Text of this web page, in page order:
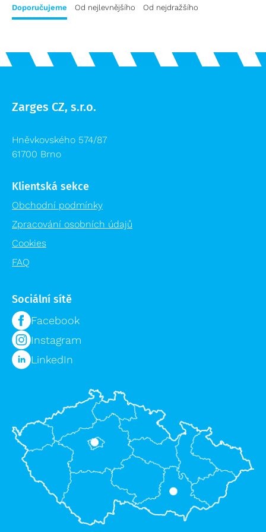
Přepravní vozíky
Regálové systémy
Plošiny a schody výprodej
Lešení výprodej
Doporučujeme Od nejlevnějšího Od nejdražšího
Zarges CZ, s.r.o.
Hněvkovského 574/87
61700 Brno
Klientská sekce
Obchodní podmínky
Zpracování osobních údajů
Cookies
FAQ
Sociální sítě
Facebook
Instagram
LinkedIn